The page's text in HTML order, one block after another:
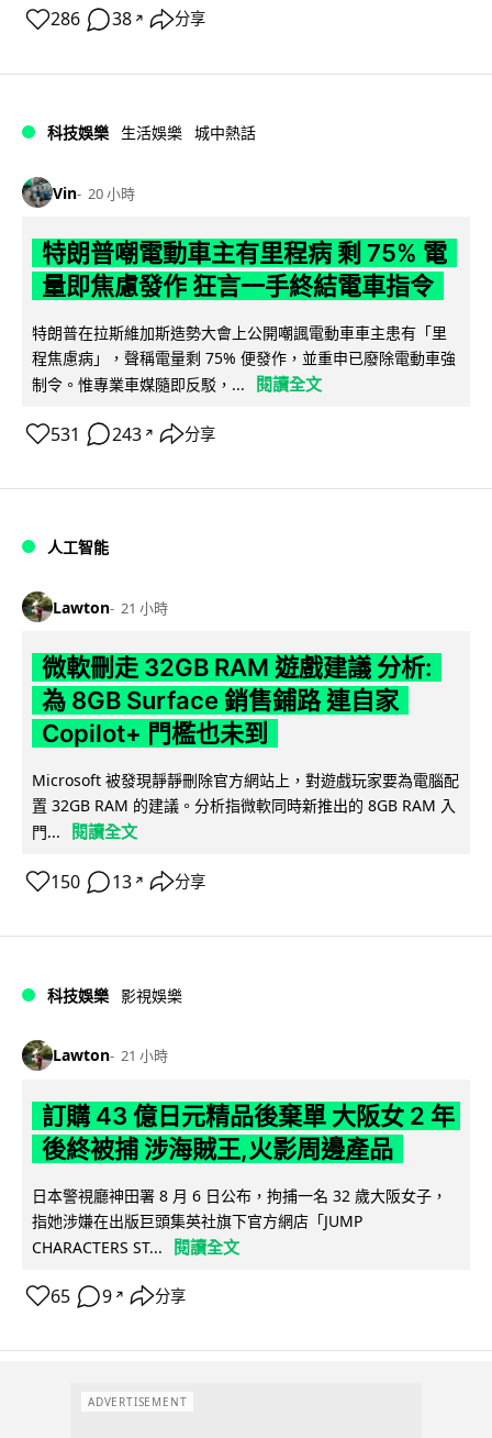
286 38 ↗ 分享
科技娛樂 生活娛樂 城中熱話
Vin 20 小時
特朗普嘲電動車主有里程病 剩 75% 電
量即焦慮發作 狂言一手終結電車指令
特朗普在拉斯維加斯造勢大會上公開嘲諷電動車車主患有「里
程焦慮病」，聲稱電量剩 75% 便發作，並重申已廢除電動車強
制令。惟專業車媒隨即反駁，...
閱讀全文
531 243 ↗ 分享
人工智能
Lawton 21 小時
微軟刪走 32GB RAM 遊戲建議 分析:
為 8GB Surface 銷售鋪路 連自家
Copilot+ 門檻也未到
Microsoft 被發現靜靜刪除官方網站上，對遊戲玩家要為電腦配
置 32GB RAM 的建議。分析指微軟同時新推出的 8GB RAM 入
門...
閱讀全文
150 13 ↗ 分享
科技娛樂 影視娛樂
Lawton 21 小時
訂購 43 億日元精品後棄單 大阪女 2 年
後終被捕 涉海賊王,火影周邊產品
日本警視廳神田署 8 月 6 日公布，拘捕一名 32 歲大阪女子，
指她涉嫌在出版巨頭集英社旗下官方網店「JUMP
CHARACTERS ST...
閱讀全文
65 9 ↗ 分享
ADVERTISEMENT